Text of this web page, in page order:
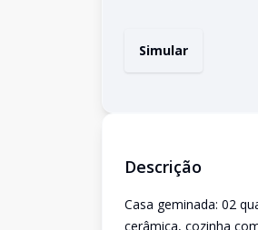
Simular
Descrição
Casa geminada: 02
cerâmica, cozinha